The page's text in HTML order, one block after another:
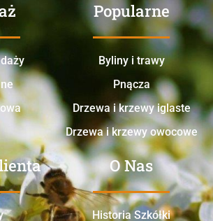
Popularne
Byliny i trawy
Pnącza
Drzewa i krzewy iglaste
Drzewa i krzewy owocowe
O Nas
Historia Szkółki